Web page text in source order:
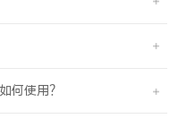
何使用？